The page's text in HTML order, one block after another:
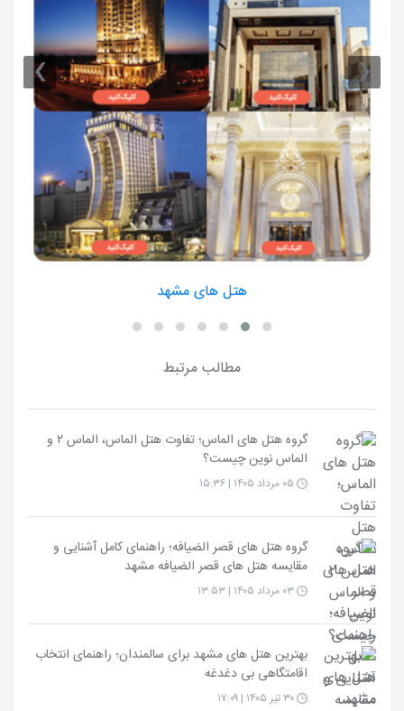
هتل های مشهد
‹
›
مطالب مرتبط
گروه هتل های الماس؛ تفاوت هتل الماس، الماس ۲ و
الماس نوین چیست؟
گروه هتل های قصر الضیافه؛ راهنمای کامل آشنایی و
مقایسه هتل های قصر الضیافه مشهد
بهترین هتل های مشهد برای سالمندان؛ راهنمای انتخاب
اقامتگاهی بی دغدغه